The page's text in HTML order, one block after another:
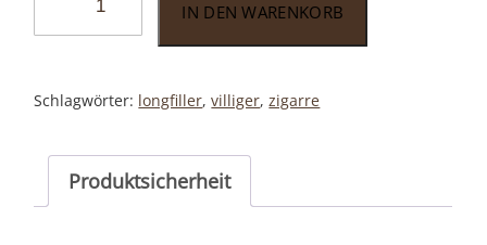
IN DEN WARENKORB
Schlagwörter: longfiller,villiger,zigarre
Produktsicherheit